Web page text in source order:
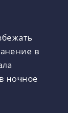
в
ночное